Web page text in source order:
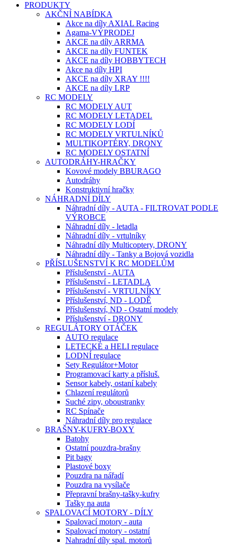
PRODUKTY
AKČNÍ NABÍDKA
Akce na díly AXIAL Racing
Agama-VÝPRODEJ
AKCE na díly ARRMA
AKCE na díly FUNTEK
AKCE na díly HOBBYTECH
Akce na díly HPI
AKCE na díly XRAY !!!!
AKCE na díly LRP
RC MODELY
RC MODELY AUT
RC MODELY LETADEL
RC MODELY LODÍ
RC MODELY VRTULNÍKŮ
MULTIKOPTÉRY, DRONY
RC MODELY OSTATNÍ
AUTODRÁHY-HRAČKY
Kovové modely BBURAGO
Autodráhy
Konstruktivní hračky
NÁHRADNÍ DÍLY
Náhradní díly - AUTA - FILTROVAT PODLE
VÝROBCE
Náhradní díly - letadla
Náhradní díly - vrtulníky
Náhradní díly Multicoptery, DRONY
Náhradní díly - Tanky a Bojová vozidla
PŘÍSLUŠENSTVÍ K RC MODELŮM
Příslušenství - AUTA
Příslušenství - LETADLA
Příslušenství - VRTULNÍKY
Příslušenství, ND - LODĚ
Příslušenství, ND - Ostatní modely
Příslušenství - DRONY
REGULÁTORY OTÁČEK
AUTO regulace
LETECKÉ a HELI regulace
LODNÍ regulace
Sety Regulátor+Motor
Programovací karty a přísluš.
Sensor kabely, ostaní kabely
Chlazení regulátorů
Suché zipy, oboustranky
RC Spínače
Náhradní díly pro regulace
BRAŠNY-KUFRY-BOXY
Batohy
Ostatní pouzdra-brašny
Pit bagy
Plastové boxy
Pouzdra na nářadí
Pouzdra na vysílače
Přepravní brašny-tašky-kufry
Tašky na auta
SPALOVACÍ MOTORY - DÍLY
Spalovací motory - auta
Spalovací motory - ostatní
Nahradní díly spal. motorů